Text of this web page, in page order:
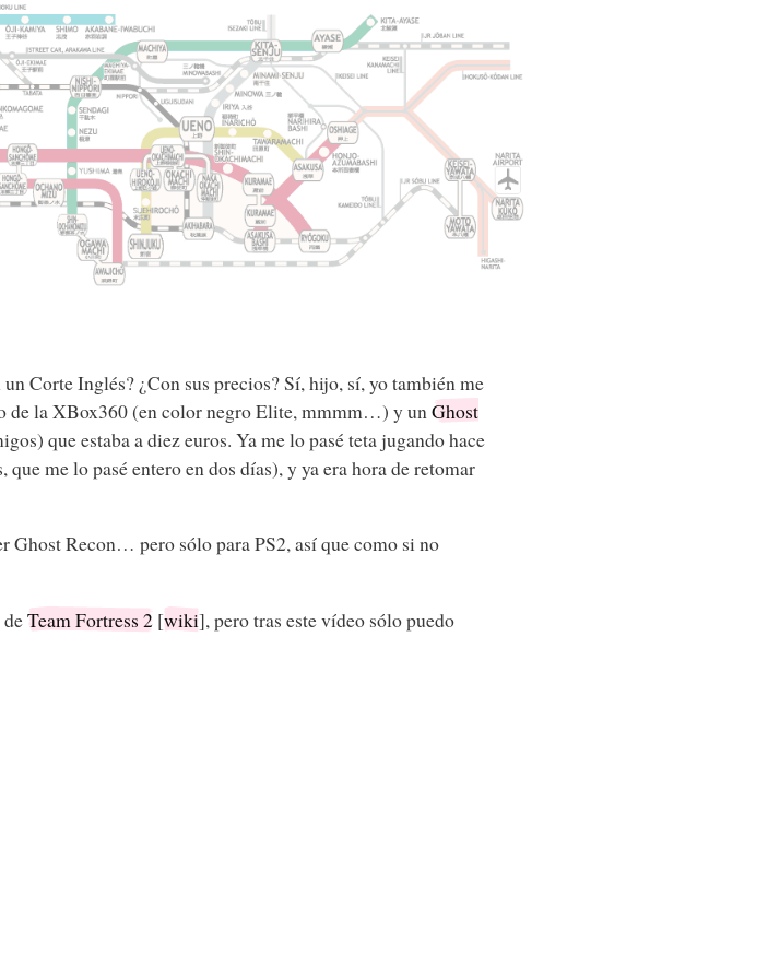
Corte Inglés? ¿Con sus precios? Sí, hijo, sí, yo también me
de la XBox360 (en color negro Elite, mmmm…) y un Ghost
que estaba a diez euros. Ya me lo pasé teta jugando hace
me lo pasé entero en dos días), y ya era hora de retomar
Recon… pero sólo para PS2, así que como si no
Team Fortress 2 [wiki], pero tras este vídeo sólo puedo